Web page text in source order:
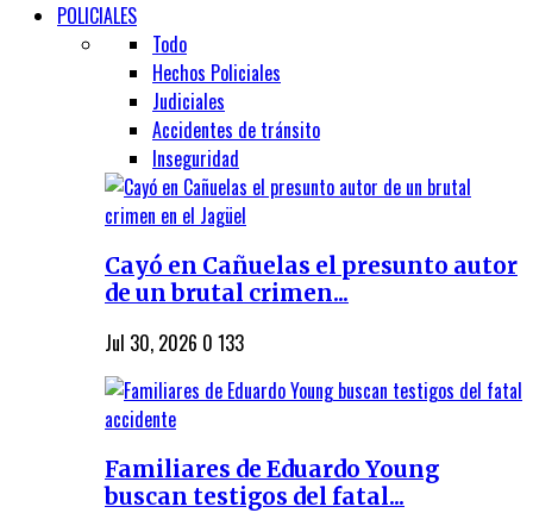
POLICIALES
Todo
Hechos Policiales
Judiciales
Accidentes de tránsito
Inseguridad
Cayó en Cañuelas el presunto autor
de un brutal crimen...
Jul 30, 2026 0 133
Familiares de Eduardo Young
buscan testigos del fatal...